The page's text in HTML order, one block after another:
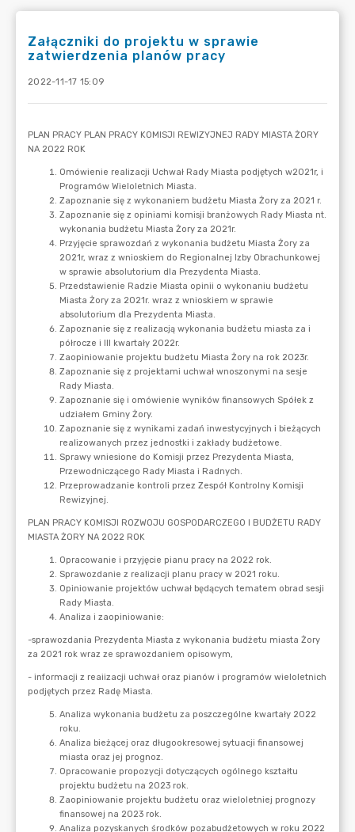
Załączniki do projektu w sprawie
zatwierdzenia planów pracy
2022-11-17 15:09